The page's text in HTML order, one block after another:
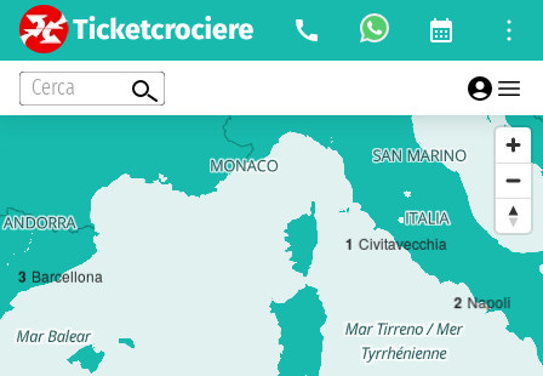
Cerca
1 Civitavecchia
2 Napoli
3 Barcellona